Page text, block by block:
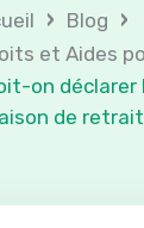
› Blog ›
et Aides
on
de